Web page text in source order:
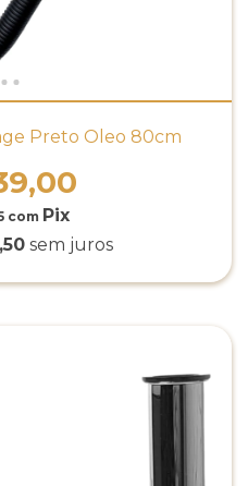
Preto Óleo 80cm
com
sem juros